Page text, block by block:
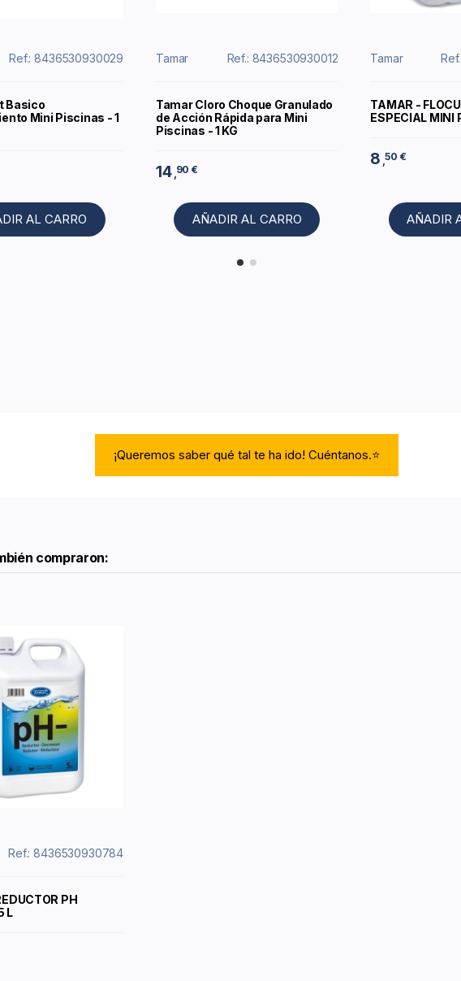
Ref.: 8436530930029
Basico
Mini Piscinas - 1
AL CARRO
Tamar Ref.: 8436530930012
Tamar Cloro Choque Granulado
de Acción Rápida para Mini
Piscinas - 1 KG
14 90 €
AÑADIR AL CARRO
Tamar
TAMAR -
ESPECIAL MINI
8 ,50 €
AÑADIR
¡Queremos saber qué tal te ha ido! Cuéntanos.⭐
compraron:
Ref.: 8436530930784
PH
L